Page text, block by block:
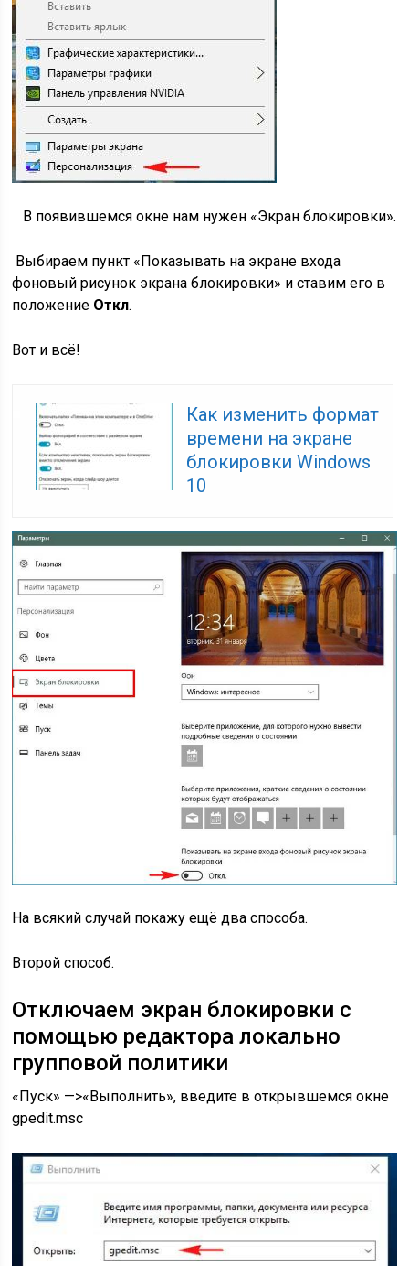
В появившемся окне нам нужен «Экран блокировки».
Выбираем пункт «Показывать на экране входа
фоновый рисунок экрана блокировки» и ставим его в
положение Откл.
Вот и всё!
Как изменить формат
времени на экране
блокировки Windows
10
На всякий случай покажу ещё два способа.
Второй способ.
Отключаем экран блокировки с
помощью редактора локально
групповой политики
«Пуск» —>«Выполнить», введите в открывшемся окне
gpedit.msc